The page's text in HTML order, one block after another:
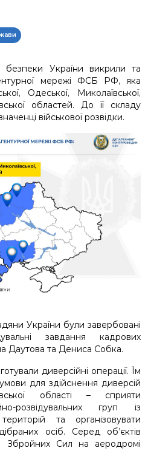
безпеки України викрили та
мережі ФСБ РФ, яка
Одеської, Миколаївської,
областей. До її складу
військової розвідки.
України були завербовані
завдання кадрових
Даутова та Дениса Собка.
диверсійні операції. Їм
для здійснення диверсій
області – сприяти
розвідувальних груп із
та організовувати
осіб. Серед об’єктів
Збройних Сил на аеродромі